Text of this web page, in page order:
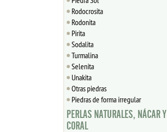
Rodocrosita
Rodonita
Pirita
Sodalita
Turmalina
Selenita
Unakita
Otras piedras
Piedras de forma irregular
PERLAS NATURALES, NÁCAR Y
CORAL